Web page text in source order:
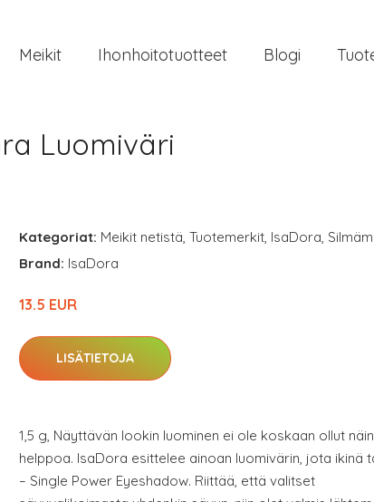
Meikit Ihonhoitotuotteet Blogi
Luomiväri
Kategoriat: Meikit netistä, Tuotemerkit, IsaDora,
Brand: IsaDora
13.5 EUR
LISÄTIETOJA
1,5 g, Näyttävän lookin luominen ei ole koskaan ollut näin
helppoa. IsaDora esittelee ainoan luomivärin, jota ikinä
– Single Power Eyeshadow. Riittää, että valitset